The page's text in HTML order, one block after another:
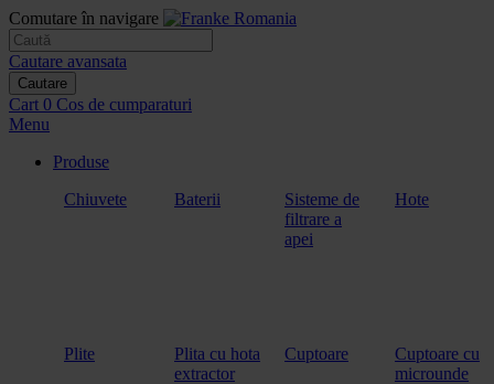
Comutare în navigare
Cautare avansata
Cautare
Cart 0 Cos de cumparaturi
Menu
Produse
Chiuvete
Baterii
Sisteme de
filtrare a
apei
Hote
Plite
Plita cu hota
extractor
Cuptoare
Cuptoare cu
microunde